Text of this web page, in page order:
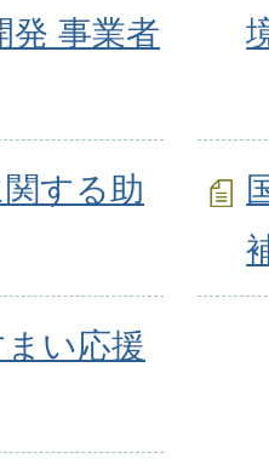
発 事業者
する助
い応援